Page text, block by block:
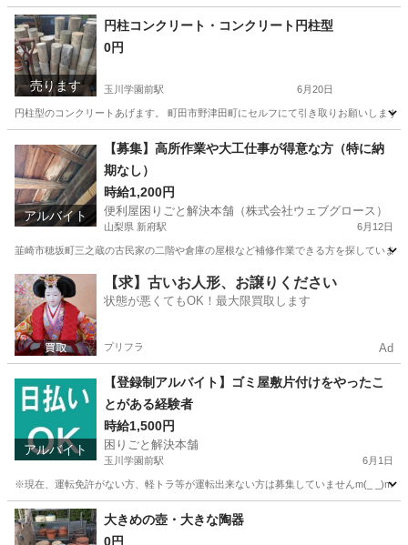
東京 町田市 町田駅 引っ越し
売ります
円柱コンクリート・コンクリート円柱型
0円
玉川学園前駅 6月20日
円柱型のコンクリートあげます。 町田市野津田町にセルフにて引き取りお願いしま
玉川学園前駅 その他
アルバイト
【募集】高所作業や大工仕事が得意な方（特に納
期なし）
時給1,200円
便利屋困りごと解決本舗（株式会社ウェブグロース）
山梨県 新府駅 6月12日
韮崎市穂坂町三之蔵の古民家の二階や倉庫の屋根など補修作業できる方を探していま
山梨 韮崎市 新府駅 その他 時給
【求】古いお人形、お譲りください
状態が悪くてもOK！最大限買取します
プリフラ Ad
アルバイト
【登録制アルバイト】ゴミ屋敷片付けをやったこ
とがある経験者
時給1,500円
困りごと解決本舗
玉川学園前駅 6月1日
※現在、運転免許がない方、軽トラ等が運転出来ない方は募集していませんm(_ _)m
東京 町田市 玉川学園前駅 清掃 片付け
大きめの壺・大きな陶器
0円